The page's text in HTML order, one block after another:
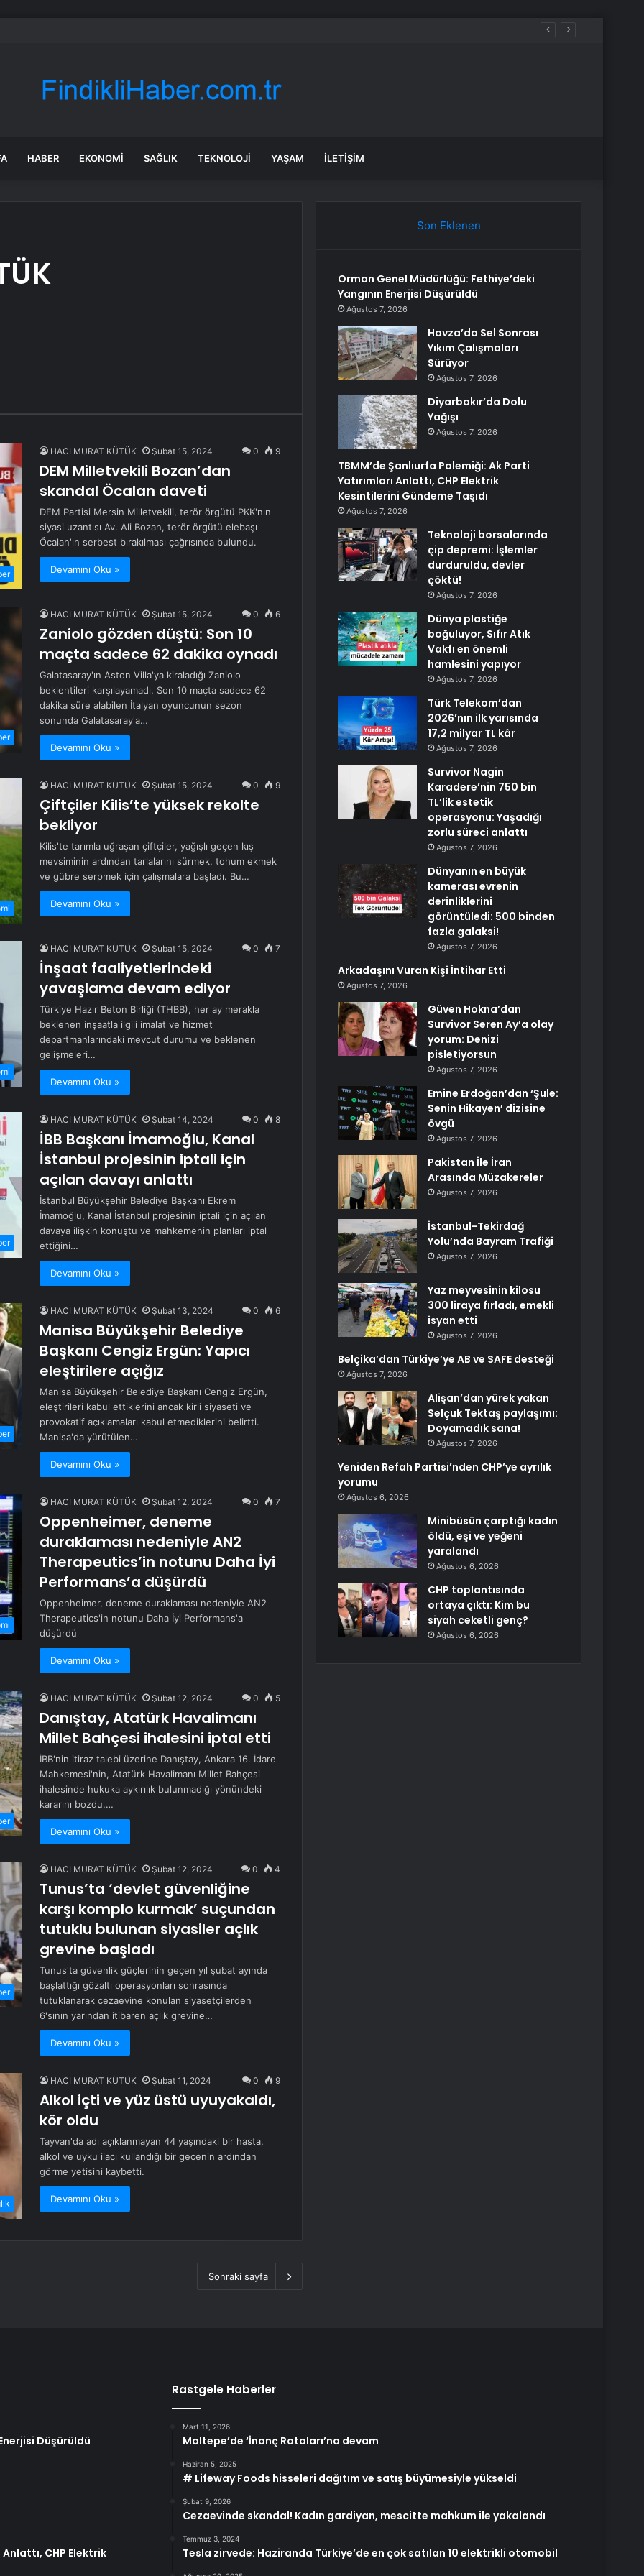
HABER EKONOMI SAĞLIK TEKNOLOJI YAŞAM İLETIŞIM
HACI MURAT KÜTÜK Şubat 15, 2024 0 9
DEM Milletvekili Bozan’dan
skandal Öcalan daveti
DEM Partisi Mersin Milletvekili, terör örgütü PKK'nın
siyasi uzantısı Av. Ali Bozan, terör örgütü elebaşı
Öcalan'ın serbest bırakılması çağrısında bulundu.
Devamını Oku »
HACI MURAT KÜTÜK Şubat 15, 2024 0 6
Zaniolo gözden düştü: Son 10
maçta sadece 62 dakika oynadı
Galatasaray'ın Aston Villa'ya kiraladığı Zaniolo
beklentileri karşılayamadı. Son 10 maçta sadece 62
dakika süre alabilen İtalyan oyuncunun sezon
sonunda Galatasaray'a…
Devamını Oku »
HACI MURAT KÜTÜK Şubat 15, 2024 0 9
Çiftçiler Kilis’te yüksek rekolte
bekliyor
Kilis'te tarımla uğraşan çiftçiler, yağışlı geçen kış
mevsiminin ardından tarlalarını sürmek, tohum ekmek
ve gübre serpmek için çalışmalara başladı. Bu…
Devamını Oku »
HACI MURAT KÜTÜK Şubat 15, 2024 0 7
İnşaat faaliyetlerindeki
yavaşlama devam ediyor
Türkiye Hazır Beton Birliği (THBB), her ay merakla
beklenen inşaatla ilgili imalat ve hizmet
departmanlarındaki mevcut durumu ve beklenen
gelişmeleri…
Devamını Oku »
HACI MURAT KÜTÜK Şubat 14, 2024 0 8
İBB Başkanı İmamoğlu, Kanal
İstanbul projesinin iptali için
açılan davayı anlattı
İstanbul Büyükşehir Belediye Başkanı Ekrem
İmamoğlu, Kanal İstanbul projesinin iptali için açılan
davaya ilişkin konuştu ve mahkemenin planları iptal
ettiğini…
Devamını Oku »
HACI MURAT KÜTÜK Şubat 13, 2024 0 6
Manisa Büyükşehir Belediye
Başkanı Cengiz Ergün: Yapıcı
eleştirilere açığız
Manisa Büyükşehir Belediye Başkanı Cengiz Ergün,
eleştirileri kabul ettiklerini ancak kirli siyaseti ve
provokatif açıklamaları kabul etmediklerini belirtti.
Manisa'da yürütülen…
Devamını Oku »
HACI MURAT KÜTÜK Şubat 12, 2024 0 7
Oppenheimer, deneme
duraklaması nedeniyle AN2
Therapeutics’in notunu Daha İyi
Performans’a düşürdü
Oppenheimer, deneme duraklaması nedeniyle AN2
Therapeutics'in notunu Daha İyi Performans'a
düşürdü
Devamını Oku »
HACI MURAT KÜTÜK Şubat 12, 2024 0 5
Danıştay, Atatürk Havalimanı
Millet Bahçesi ihalesini iptal etti
İBB'nin itiraz talebi üzerine Danıştay, Ankara 16. İdare
Mahkemesi'nin, Atatürk Havalimanı Millet Bahçesi
ihalesinde hukuka aykırılık bulunmadığı yönündeki
kararını bozdu.…
Devamını Oku »
HACI MURAT KÜTÜK Şubat 12, 2024 0 4
Tunus’ta ‘devlet güvenliğine
karşı komplo kurmak’ suçundan
tutuklu bulunan siyasiler açlık
grevine başladı
Tunus'ta güvenlik güçlerinin geçen yıl şubat ayında
başlattığı gözaltı operasyonları sonrasında
tutuklanarak cezaevine konulan siyasetçilerden
6'sının yarından itibaren açlık grevine…
Devamını Oku »
HACI MURAT KÜTÜK Şubat 11, 2024 0 9
Alkol içti ve yüz üstü uyuyakaldı,
kör oldu
Tayvan'da adı açıklanmayan 44 yaşındaki bir hasta,
alkol ve uyku ilacı kullandığı bir gecenin ardından
görme yetisini kaybetti.
Devamını Oku »
Sonraki sayfa
Son Eklenen
Orman Genel Müdürlüğü: Fethiye’deki
Yangının Enerjisi Düşürüldü
Ağustos 7, 2026
Havza’da Sel Sonrası
Yıkım Çalışmaları
Sürüyor
Ağustos 7, 2026
Diyarbakır’da Dolu
Yağışı
Ağustos 7, 2026
TBMM’de Şanlıurfa Polemiği: Ak Parti
Yatırımları Anlattı, CHP Elektrik
Kesintilerini Gündeme Taşıdı
Ağustos 7, 2026
Teknoloji borsalarında
çip depremi: İşlemler
durduruldu, devler
çöktü!
Ağustos 7, 2026
Dünya plastiğe
boğuluyor, Sıfır Atık
Vakfı en önemli
hamlesini yapıyor
Ağustos 7, 2026
Türk Telekom’dan
2026’nın ilk yarısında
17,2 milyar TL kâr
Ağustos 7, 2026
Survivor Nagin
Karadere’nin 750 bin
TL’lik estetik
operasyonu: Yaşadığı
zorlu süreci anlattı
Ağustos 7, 2026
Dünyanın en büyük
kamerası evrenin
derinliklerini
görüntüledi: 500 binden
fazla galaksi!
Ağustos 7, 2026
Arkadaşını Vuran Kişi İntihar Etti
Ağustos 7, 2026
Güven Hokna’dan
Survivor Seren Ay’a olay
yorum: Denizi
pisletiyorsun
Ağustos 7, 2026
Emine Erdoğan’dan ‘Şule:
Senin Hikayen’ dizisine
övgü
Ağustos 7, 2026
Pakistan İle İran
Arasında Müzakereler
Ağustos 7, 2026
İstanbul-Tekirdağ
Yolu’nda Bayram Trafiği
Ağustos 7, 2026
Yaz meyvesinin kilosu
300 liraya fırladı, emekli
isyan etti
Ağustos 7, 2026
Belçika’dan Türkiye’ye AB ve SAFE desteği
Ağustos 7, 2026
Alişan’dan yürek yakan
Selçuk Tektaş paylaşımı:
Doyamadık sana!
Ağustos 7, 2026
Yeniden Refah Partisi’nden CHP’ye ayrılık
yorumu
Ağustos 6, 2026
Minibüsün çarptığı kadın
öldü, eşi ve yeğeni
yaralandı
Ağustos 6, 2026
CHP toplantısında
ortaya çıktı: Kim bu
siyah ceketli genç?
Ağustos 6, 2026
Düşürüldü
Anlattı, CHP Elektrik
Rastgele Haberler
Mart 11, 2026
Maltepe’de ‘İnanç Rotaları’na devam
Haziran 5, 2025
# Lifeway Foods hisseleri dağıtım ve satış büyümesiyle yükseldi
Şubat 9, 2026
Cezaevinde skandal! Kadın gardiyan, mescitte mahkum ile yakalandı
Temmuz 3, 2024
Tesla zirvede: Haziranda Türkiye’de en çok satılan 10 elektrikli otomobil